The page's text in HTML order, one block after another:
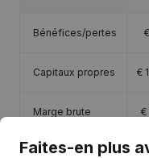
Bénéfices/pertes €
Capitaux propres €
Marge brute €
Personnel
Faites-en plus